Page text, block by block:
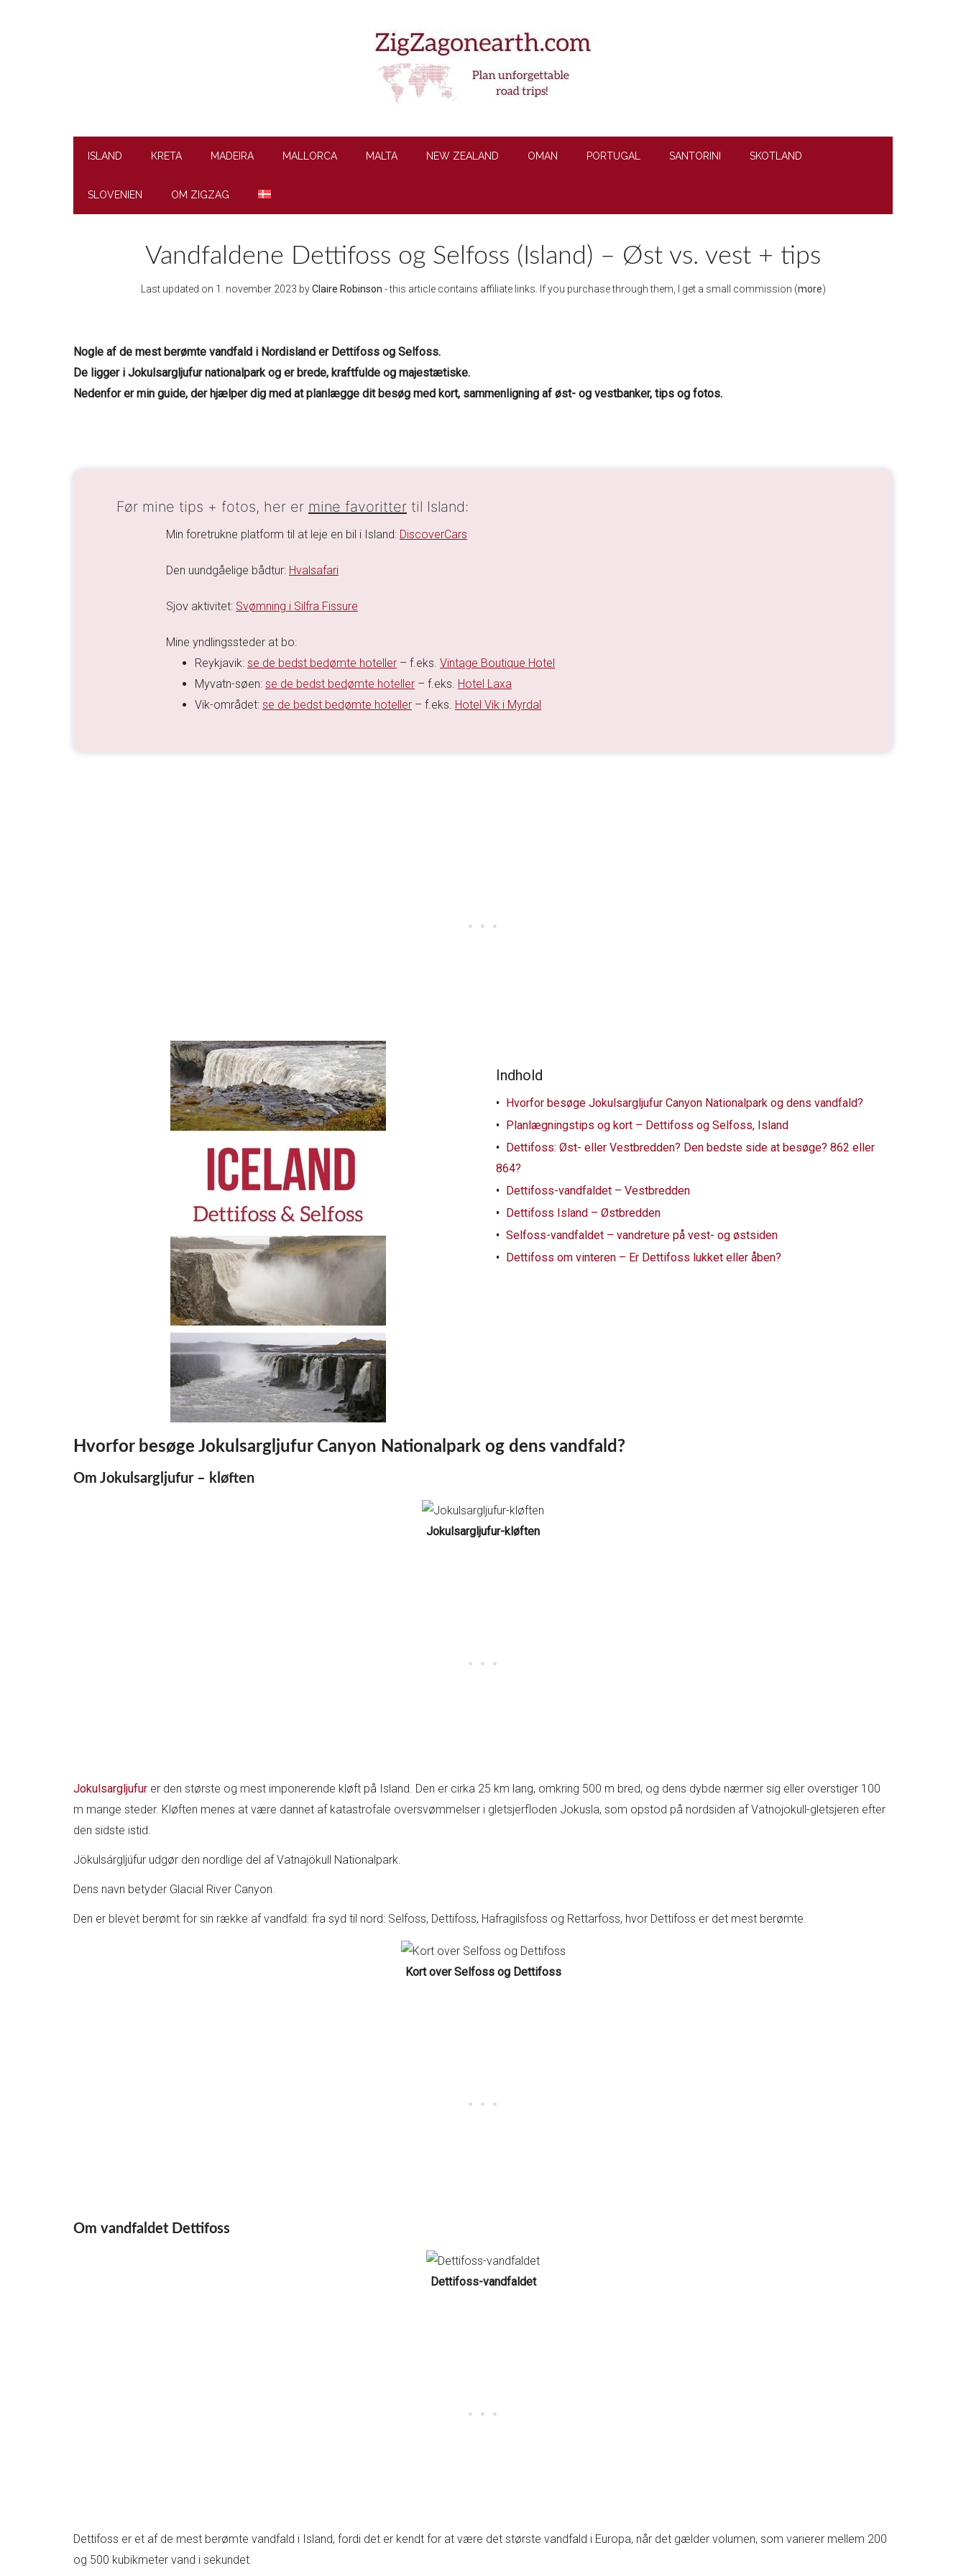
ISLAND KRETA MADEIRA MALLORCA MALTA NEW ZEALAND OMAN PORTUGAL SANTORINI SKOTLAND
SLOVENIEN OM ZIGZAG
Vandfaldene Dettifoss og Selfoss (Island) – Øst vs. vest + tips
Last updated on 1. november 2023 byClaire Robinson - this article contains affiliate links. If you purchase through them, I get a small commission (more)
Nogle af de mest berømte vandfald i Nordisland er Dettifoss og Selfoss.
De ligger i Jokulsargljufur nationalpark og er brede, kraftfulde og majestætiske.
Nedenfor er min guide, der hjælper dig med at planlægge dit besøg med kort, sammenligning af øst- og vestbanker, tips og fotos.
Før mine tips + fotos, her er mine favoritter til Island:
Min foretrukne platform til at leje en bil i Island: DiscoverCars
Den uundgåelige bådtur: Hvalsafari
Sjov aktivitet: Svømning i Silfra Fissure
Mine yndlingssteder at bo:
Reykjavik: se de bedst bedømte hoteller – f.eks. Vintage Boutique Hotel
Myvatn-søen: se de bedst bedømte hoteller – f.eks. Hotel Laxa
Vik-området: se de bedst bedømte hoteller – f.eks. Hotel Vik i Myrdal
Indhold
Hvorfor besøge Jokulsargljufur Canyon Nationalpark og dens vandfald?
Planlægningstips og kort – Dettifoss og Selfoss, Island
Dettifoss: Øst- eller Vestbredden? Den bedste side at besøge? 862 eller
864?
Dettifoss-vandfaldet – Vestbredden
Dettifoss Island – Østbredden
Selfoss-vandfaldet – vandreture på vest- og østsiden
Dettifoss om vinteren – Er Dettifoss lukket eller åben?
Hvorfor besøge Jokulsargljufur Canyon Nationalpark og dens vandfald?
Om Jokulsargljufur – kløften
Jokulsargljufur-kløften
Jokulsargljufur er den største og mest imponerende kløft på Island. Den er cirka 25 km lang, omkring 500 m bred, og dens dybde nærmer sig eller overstiger 100
m mange steder. Kløften menes at være dannet af katastrofale oversvømmelser i gletsjerfloden Jokusla, som opstod på nordsiden af Vatnojokull-gletsjeren efter
den sidste istid.
Jökulsárgljúfur udgør den nordlige del af Vatnajökull Nationalpark.
Dens navn betyder Glacial River Canyon.
Den er blevet berømt for sin række af vandfald: fra syd til nord: Selfoss, Dettifoss, Hafragilsfoss og Rettarfoss, hvor Dettifoss er det mest berømte.
Kort over Selfoss og Dettifoss
Om vandfaldet Dettifoss
Dettifoss-vandfaldet
Dettifoss er et af de mest berømte vandfald i Island, fordi det er kendt for at være det største vandfald i Europa, når det gælder volumen, som varierer mellem 200
og 500 kubikmeter vand i sekundet.